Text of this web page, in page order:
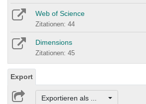
Web of Science
Zitationen: 44
Dimensions
Zitationen: 45
Export
Exportieren als ...